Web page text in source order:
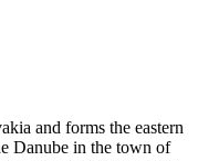
and forms the eastern
Danube in the town of